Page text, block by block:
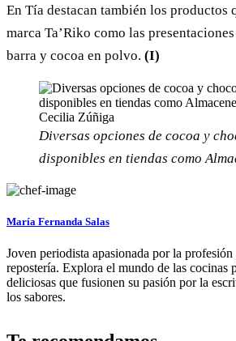
En Tía destacan también los productos
marca Ta’Riko como las
barra y cocoa en polvo. (I)
Diversas opciones de cocoa y
disponibles en tiendas como
María Fernanda Salas
Joven periodista apasionada por la profesión
repostería. Explora el mundo de las cocinas
deliciosas que fusionen su pasión por la
los sabores.